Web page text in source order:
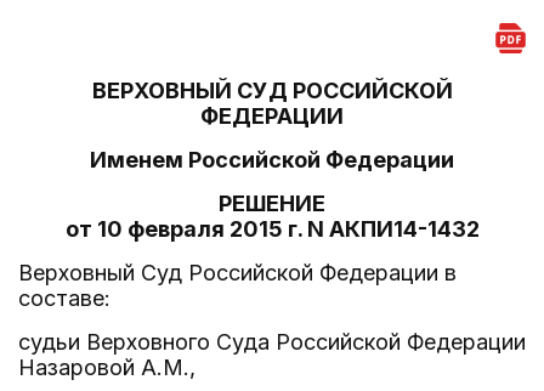
ВЕРХОВНЫЙ СУД РОССИЙСКОЙ
ФЕДЕРАЦИИ
Именем Российской Федерации
РЕШЕНИЕ
от 10 февраля 2015 г. N АКПИ14-1432
Верховный Суд Российской Федерации в
составе:
судьи Верховного Суда Российской Федерации
Назаровой А.М.,